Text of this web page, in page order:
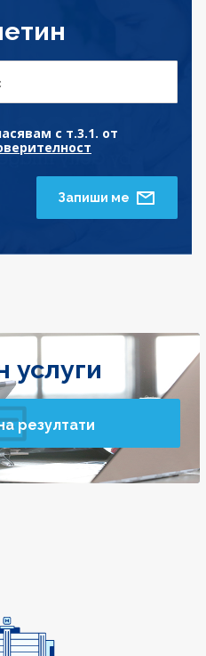
с т.3.1. от
Запиши ме
услуги
резултати